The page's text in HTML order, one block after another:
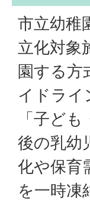
市立幼稚
立化対象
園する方
イドライ
「子ど
後の乳幼
化や保育
を一時凍